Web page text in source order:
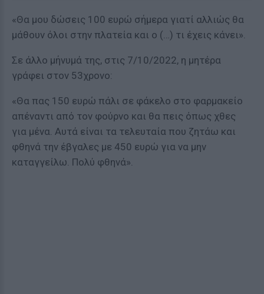
«Θα μου δώσεις 100 ευρώ σήμερα γιατί αλλιώς θα
μάθουν όλοι στην πλατεία και ο (…) τι έχεις κάνει».
Σε άλλο μήνυμά της, στις 7/10/2022, η μητέρα
γράφει στον 53χρονο:
«Θα πας 150 ευρώ πάλι σε φάκελο στο φαρμακείο
απέναντι από τον φούρνο και θα πεις όπως χθες
για μένα. Αυτά είναι τα τελευταία που ζητάω και
φθηνά την έβγαλες με 450 ευρώ για να μην
καταγγείλω. Πολύ φθηνά».